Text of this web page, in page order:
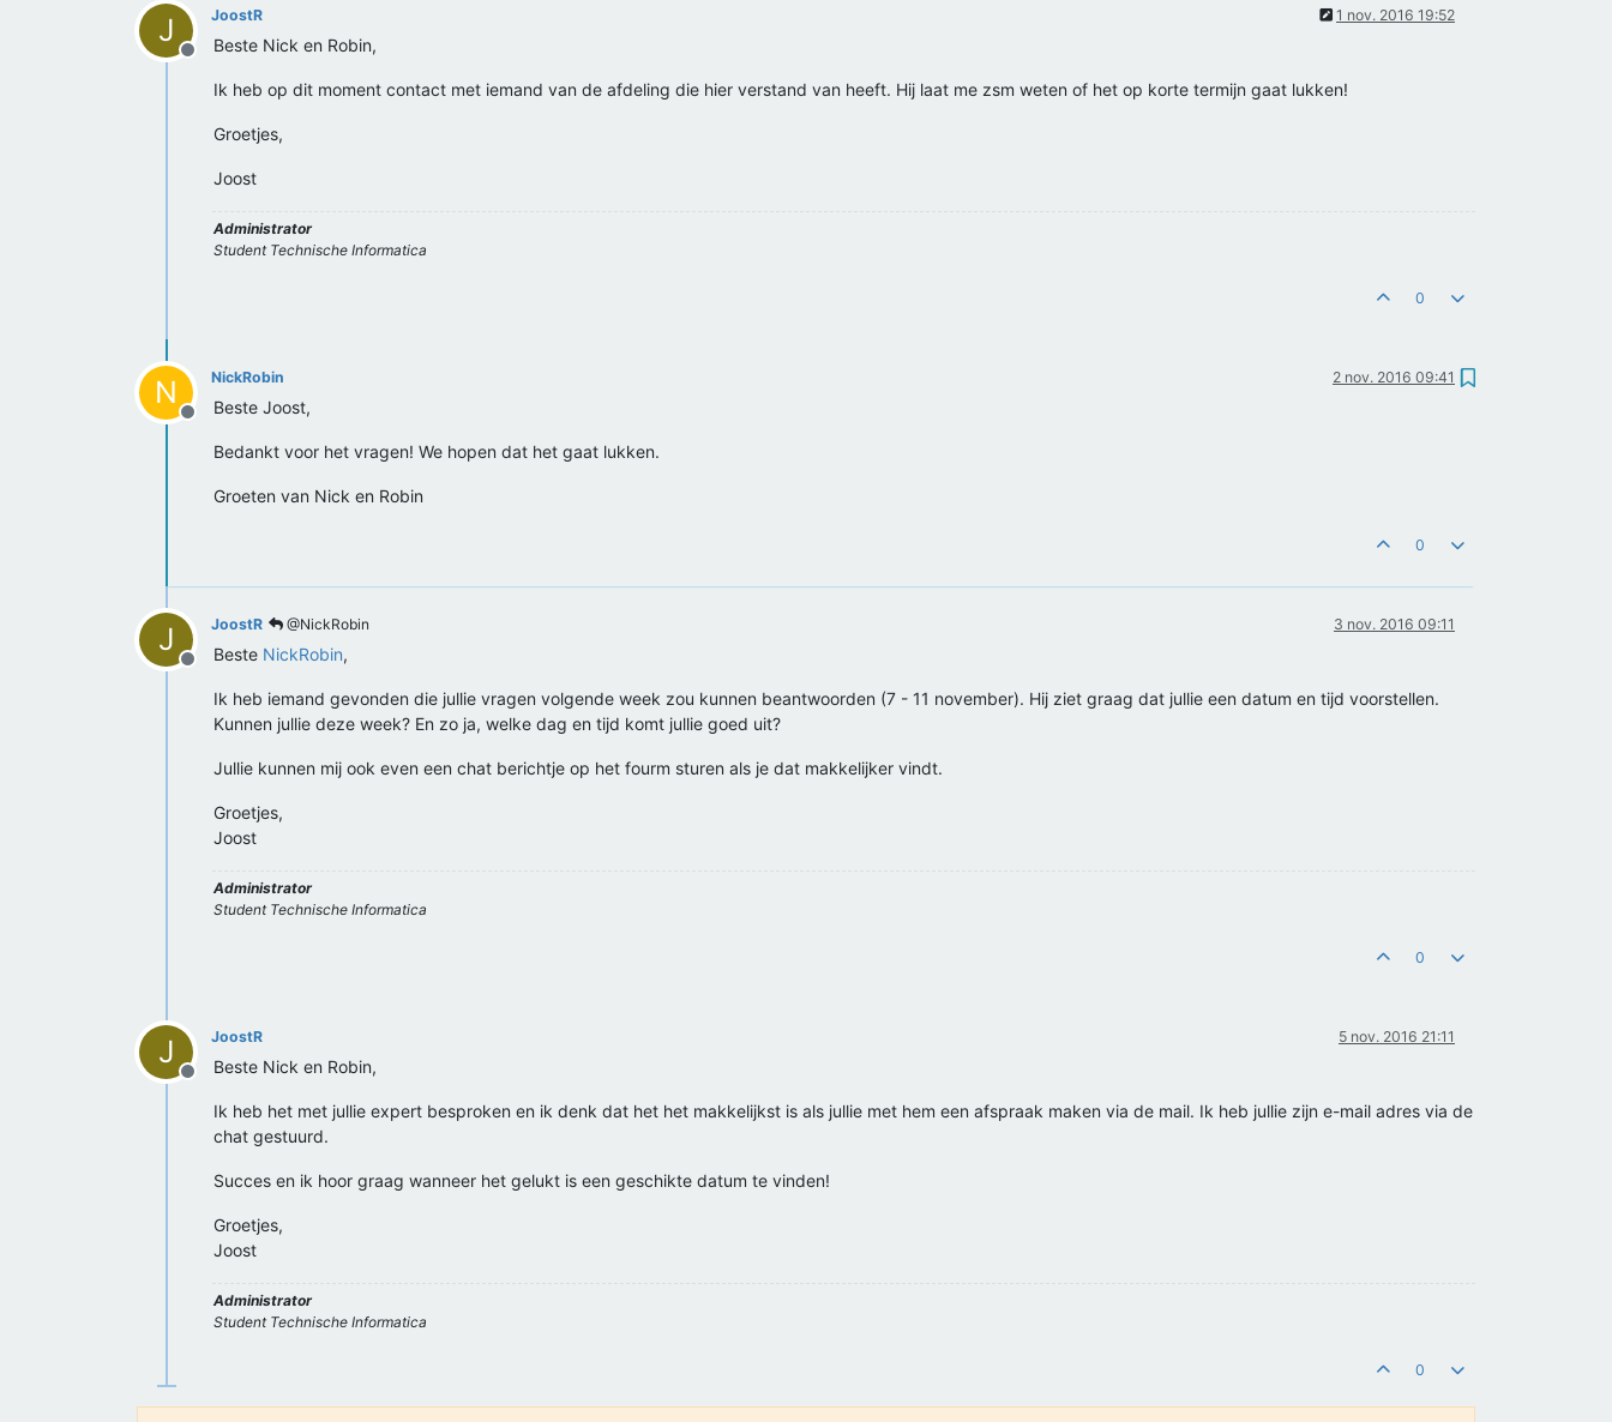
J
Offline
JoostR 1 nov. 2016 19:52
Beste Nick en Robin,
Ik heb op dit moment contact met iemand van de afdeling die hier verstand van heeft. Hij laat me zsm weten of het op korte termijn gaat lukken!
Groetjes,
Joost
Administrator
Student Technische Informatica
0
N
Offline
NickRobin 2 nov. 2016 09:41
Beste Joost,
Bedankt voor het vragen! We hopen dat het gaat lukken.
Groeten van Nick en Robin
0
J
Offline
JoostR @NickRobin 3 nov. 2016 09:11
Beste NickRobin,
Ik heb iemand gevonden die jullie vragen volgende week zou kunnen beantwoorden (7 - 11 november). Hij ziet graag dat jullie een datum en tijd voorstellen.
Kunnen jullie deze week? En zo ja, welke dag en tijd komt jullie goed uit?
Jullie kunnen mij ook even een chat berichtje op het fourm sturen als je dat makkelijker vindt.
Groetjes,
Joost
Administrator
Student Technische Informatica
0
J
Offline
JoostR 5 nov. 2016 21:11
Beste Nick en Robin,
Ik heb het met jullie expert besproken en ik denk dat het het makkelijkst is als jullie met hem een afspraak maken via de mail. Ik heb jullie zijn e-mail adres via de
chat gestuurd.
Succes en ik hoor graag wanneer het gelukt is een geschikte datum te vinden!
Groetjes,
Joost
Administrator
Student Technische Informatica
0